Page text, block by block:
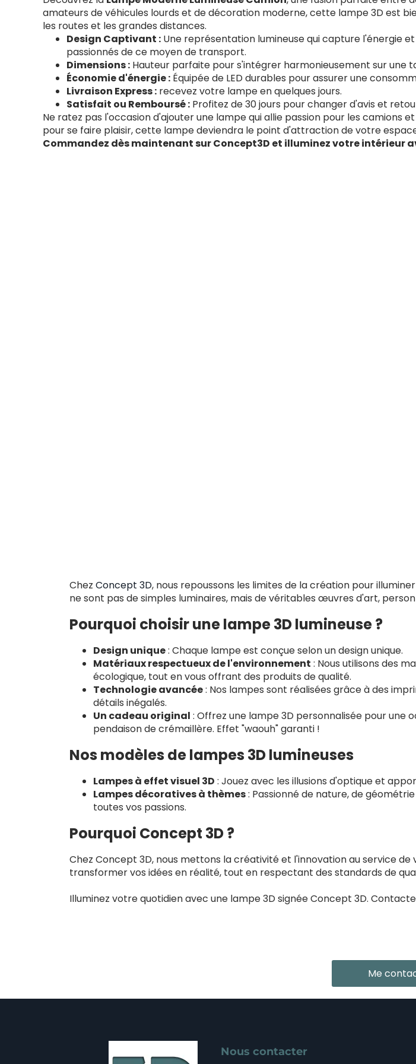
Nous contacter
amateurs de véhicules lourds et de décoration moderne, cette lampe 3D est
les routes et les grandes distances.
Design Captivant : Une représentation lumineuse qui capture l'énergie
passionnés de ce moyen de transport.
Dimensions : Hauteur parfaite pour s'intégrer harmonieusement sur une
Économie d'énergie : Équipée de LED durables pour assurer une
Livraison Express : recevez votre lampe en quelques jours.
Satisfait ou Remboursé : Profitez de 30 jours pour changer d'avis et
Ne ratez pas l'occasion d'ajouter une lampe qui allie passion pour les
pour se faire plaisir, cette lampe deviendra le point d'attraction de votre
Commandez dès maintenant sur Concept3D et illuminez votre intérieur
Chez Concept 3D, nous repoussons les limites de la création pour
ne sont pas de simples luminaires, mais de véritables œuvres d'art,
Pourquoi choisir une lampe 3D lumineuse ?
Design unique: Chaque lampe est conçue selon un design unique.
Matériaux respectueux de l'environnement : Nous utilisons des
écologique, tout en vous offrant des produits de qualité.
Technologie avancée: Nos lampes sont réalisées grâce à des
détails inégalés.
Un cadeau original : Offrez une lampe 3D personnalisée pour une
pendaison de crémaillère. Effet "waouh" garanti !
Nos modèles de lampes 3D lumineuses
Lampes à effet visuel 3D : Jouez avec les illusions d'optique et
Lampes décoratives à thèmes: Passionné de nature, de
toutes vos passions.
Pourquoi Concept 3D ?
Chez Concept 3D, nous mettons la créativité et l'innovation au service
transformer vos idées en réalité, tout en respectant des standards de
Illuminez votre quotidien avec une lampe 3D signée Concept 3D.
Me